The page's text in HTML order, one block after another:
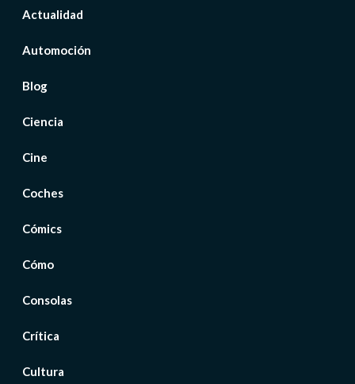
Actualidad
Automoción
Blog
Ciencia
Cine
Coches
Cómics
Cómo
Consolas
Crítica
Cultura